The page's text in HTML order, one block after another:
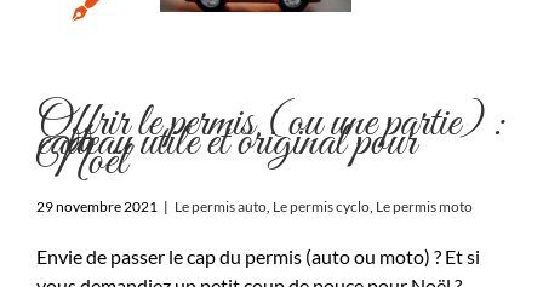
Offrir le permis (ou une partie) :
cadeau utile et original pour
Noël
29 novembre 2021 | Le permis auto, Le permis cyclo, Le permis moto
Envie de passer le cap du permis (auto ou moto) ? Et si